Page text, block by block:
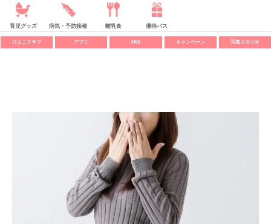
育児グッズ 病気・予防接種 離乳食 優待パス
ひよこクラブ アプリ SNS キャンペーン 写真スタジオ